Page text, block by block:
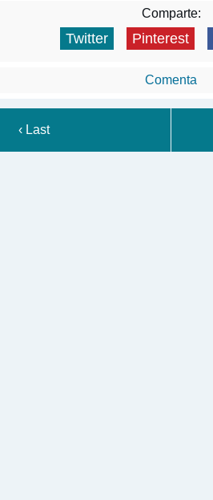
Comparte:
Twitter Pinterest
Comenta
‹ Last